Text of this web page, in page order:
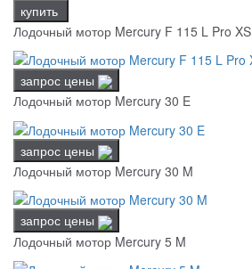
купить
Лодочный мотор Mercury F 115 L Pro XS
запрос цены
Лодочный мотор Mercury 30 E
запрос цены
Лодочный мотор Mercury 30 M
запрос цены
Лодочный мотор Mercury 5 M